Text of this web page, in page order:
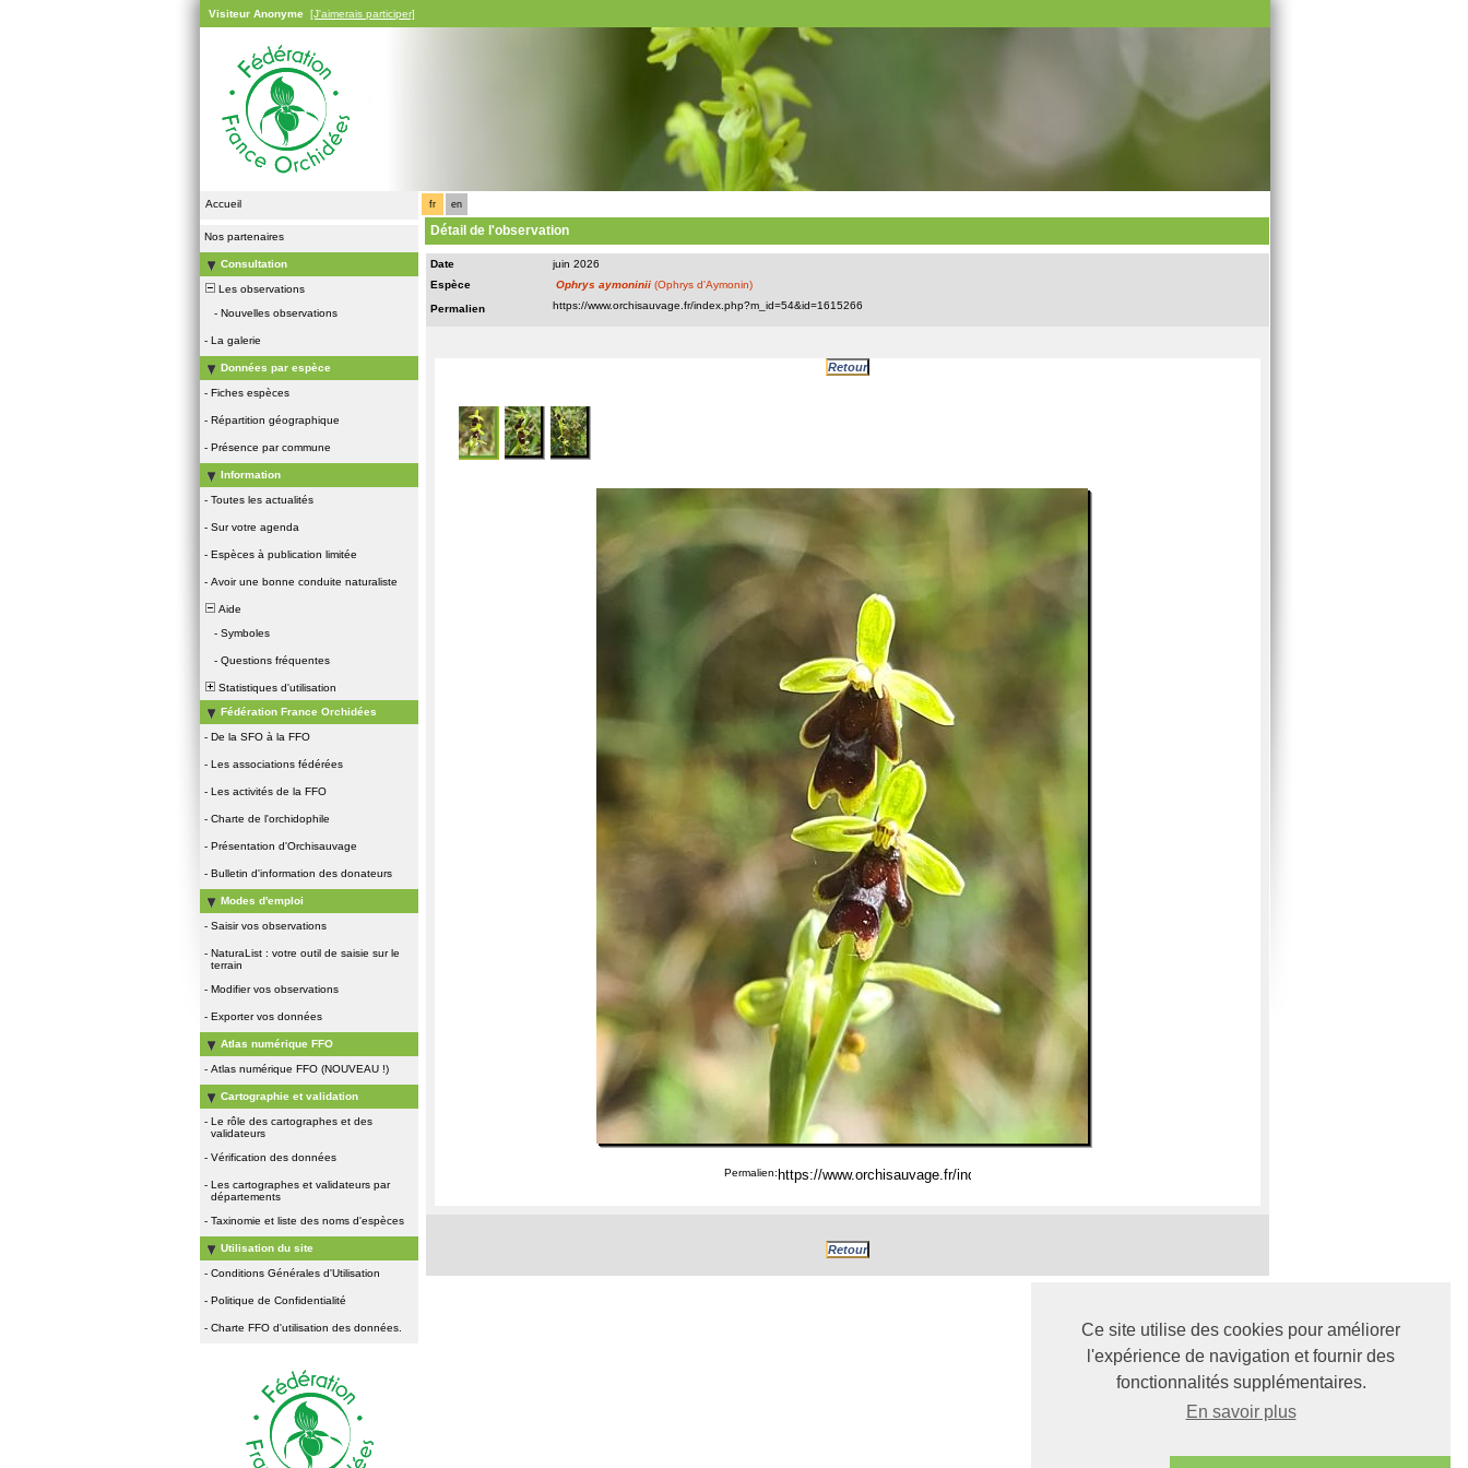
Ce site utilise des cookies pour améliorer
l'expérience de navigation et fournir des
fonctionnalités supplémentaires.
En savoir plus
Visiteur Anonyme [J'aimerais participer]
Accueil
Nos partenaires
Consultation
Les observations
- Nouvelles observations
- La galerie
Données par espèce
- Fiches espèces
- Répartition géographique
- Présence par commune
Information
- Toutes les actualités
- Sur votre agenda
- Espèces à publication limitée
- Avoir une bonne conduite naturaliste
Aide
- Symboles
- Questions fréquentes
Statistiques d'utilisation
Fédération France Orchidées
- De la SFO à la FFO
- Les associations fédérées
- Les activités de la FFO
- Charte de l'orchidophile
- Présentation d'Orchisauvage
- Bulletin d'information des donateurs
Modes d'emploi
- Saisir vos observations
- NaturaList : votre outil de saisie sur le
terrain
- Modifier vos observations
- Exporter vos données
Atlas numérique FFO
- Atlas numérique FFO (NOUVEAU !)
Cartographie et validation
- Le rôle des cartographes et des
validateurs
- Vérification des données
- Les cartographes et validateurs par
départements
- Taxinomie et liste des noms d'espèces
Utilisation du site
- Conditions Générales d'Utilisation
- Politique de Confidentialité
- Charte FFO d'utilisation des données.
fr en
Détail de l'observation
Date
juin 2026
Espèce
Ophrys aymoninii (Ophrys d'Aymonin)
Permalien
Permalien: